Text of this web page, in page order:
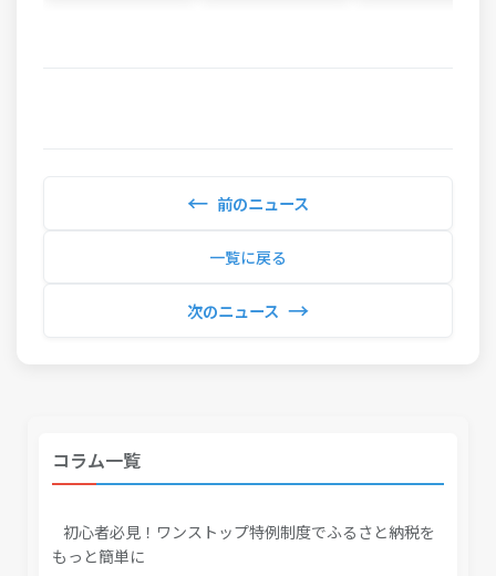
← 前のニュース
一覧に戻る
次のニュース →
コラム一覧
初心者必見！ワンストップ特例制度でふるさと納税を
もっと簡単に